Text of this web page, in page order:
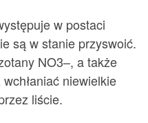
w postaci
są w stanie przyswoić.
NO3–, a także
niewielkie
liście.